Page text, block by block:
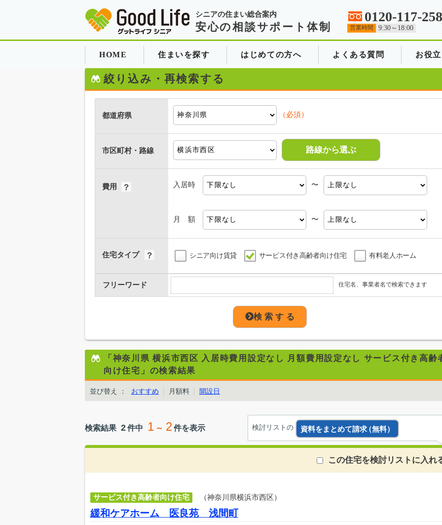
シニアの住まい総合案内
安心の相談サポート体制
0120-117-258
営業時間 9:30～18:00
HOME 住まいを探す はじめての方へ よくある質問 お役
絞り込み・再検索する
都道府県 （必須）
市区町村・路線 路線から選ぶ
費用 入居時 〜
月 額 〜
住宅タイプ シニア向け賃貸 サービス付き高齢者向け住宅 有料老人ホーム
フリーワード 住宅名、事業者名で検索できます
検 索 す る
「神奈川県 横浜市西区 入居時費用設定なし 月額費用設定なし サービス付き高齢
向け住宅」の検索結果
並び替え ： おすすめ 月額料 開設日
検索結果 2件中 1 ～ 2件を表示 検討リストの 資料をまとめて請求（無料）
この住宅を検討リストに入れ
サービス付き高齢者向け住宅 （神奈川県横浜市西区）
緩和ケアホーム 医良苑 浅間町